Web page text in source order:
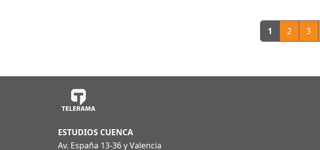
1 2 3
ESTUDIOS CUENCA
Av. España 13-36 y Valencia